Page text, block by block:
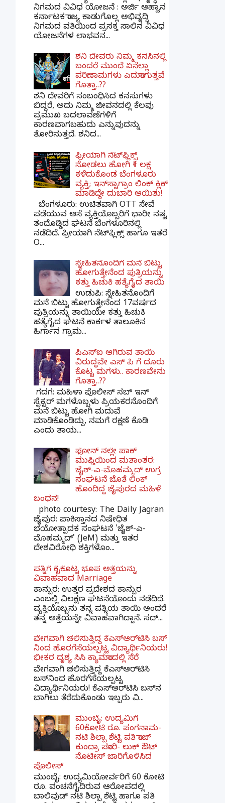
ನಿಗಮದ ವಿವಿಧ ಯೋಜನೆ : ಅರ್ಜಿ ಆಹ್ವಾನ
ಕರ್ನಾಟಕ ರಾಜ್ಯ ಕಾಡುಗೊಲ್ಲ ಅಭಿವೃದ್ಧಿ
ನಿಗಮದ ವತಿಯಿಂದ ಪ್ರಸಕ್ತ ಸಾಲಿನ ವಿವಿಧ
ಯೋಜನೆಗಳ ಲಾಭವನ...
ಶನಿ ದೇವರು ನಿಮ್ಮ ಕನಸಿನಲ್ಲಿ
ಬಂದರೆ ಮುಂದೆ ಏನೆಲ್ಲಾ
ಪರಿಣಾಮಗಳು ಎದುರಾಗುತ್ತವೆ
ಗೊತ್ತಾ..??
ಶನಿ ದೇವರಿಗೆ ಸಂಬಂಧಿಸಿದ ಕನಸುಗಳು
ಬಿದ್ದರೆ, ಅದು ನಿಮ್ಮ ಜೀವನದಲ್ಲಿ ಕೆಲವು
ಪ್ರಮುಖ ಬದಲಾವಣೆಗಳಿಗೆ
ಕಾರಣವಾಗಬಹುದು ಎನ್ನುವುದನ್ನು
ತೋರಿಸುತ್ತದೆ. ಶನಿದ...
ಫ್ರೀಯಾಗಿ ನೆಟ್‌ಫ್ಲಿಕ್ಸ್
ನೋಡಲು ಹೋಗಿ ₹1 ಲಕ್ಷ
ಕಳೆದುಕೊಂಡ ಬೆಂಗಳೂರು
ವ್ಯಕ್ತಿ; ಇನ್‌ಸ್ಟಾಗ್ರಾಂ ಲಿಂಕ್ ಕ್ಲಿಕ್
ಮಾಡಿದ್ದೇ ದುಬಾರಿ ಆಯಿತು!
ಬೆಂಗಳೂರು: ಉಚಿತವಾಗಿ OTT ಸೇವೆ
ಪಡೆಯುವ ಆಸೆ ವ್ಯಕ್ತಿಯೊಬ್ಬರಿಗೆ ಭಾರೀ ನಷ್ಟ
ತಂದೊಡ್ಡಿದ ಘಟನೆ ಬೆಂಗಳೂರಿನಲ್ಲಿ
ನಡೆದಿದೆ. ಫ್ರೀಯಾಗಿ ನೆಟ್‌ಫ್ಲಿಕ್ಸ್ ಹಾಗೂ ಇತರೆ
O...
ಸ್ನೇಹಿತನೊಂದಿಗೆ ಮನೆ ಬಿಟ್ಟು
ಹೋಗುತ್ತೇನೆಂದ ಪುತ್ರಿಯನ್ನು
ಕತ್ತು ಹಿಚುಕಿ ಹತ್ಯೆಗೈದ ತಾಯಿ
ಉಡುಪಿ: ಸ್ನೇಹಿತನೊಂದಿಗೆ
ಮನೆ ಬಿಟ್ಟು ಹೋಗುತ್ತೇನೆಂದ 17ವರ್ಷದ
ಪುತ್ರಿಯನ್ನು ತಾಯಿಯೇ ಕತ್ತು ಹಿಚುಕಿ
ಹತ್ಯೆಗೈದ ಘಟನೆ ಕಾರ್ಕಳ ತಾಲೂಕಿನ
ಹಿರ್ಗಾನ ಗ್ರಾಮ...
ಪಿಎಸ್​ಐ ಆಗಿರುವ ತಾಯಿ
ವಿರುದ್ಧವೇ ಎಸ್ ಪಿ ಗೆ ದೂರು
ಕೊಟ್ಟ ಮಗಳು.. ಕಾರಣವೇನು
ಗೊತ್ತಾ..??
ಗದಗ​: ಮಹಿಳಾ ಪೊಲೀಸ್​ ಸಬ್ ​ಇನ್​
ಸ್ಪೆಕ್ಟರ್​ ಮಗಳೊಬ್ಬಳು ಪ್ರಿಯಕರನೊಂದಿಗೆ
ಮನೆ ಬಿಟ್ಟು ಹೋಗಿ ಮದುವೆ
ಮಾಡಿಕೊಂಡಿದ್ದು, ನಮಗೆ ರಕ್ಷಣೆ ಕೊಡಿ
ಎಂದು ತಾಯ...
ಫೋನ್ ನಲ್ಲೇ ಪಾಕ್
ಮುಫ್ತಿಯಿಂದ ಮತಾಂತರ:
ಜೈಶ್-ಎ-ಮೊಹಮ್ಮದ್ ಉಗ್ರ
ಸಂಘಟನೆ ಜೊತೆ ಲಿಂಕ್
ಹೊಂದಿದ್ದ ಜೈಪುರದ ಮಹಿಳೆ
ಬಂಧನ!
photo courtesy: The Daily Jagran
ಜೈಪುರ: ಪಾಕಿಸ್ತಾನದ ನಿಷೇಧಿತ
ಭಯೋತ್ಪಾದಕ ಸಂಘಟನೆ 'ಜೈಶ್-ಎ-
ಮೊಹಮ್ಮದ್' (JeM) ಮತ್ತು ಇತರ
ದೇಶವಿರೋಧಿ ಶಕ್ತಿಗಳೊಂ...
ಪತ್ನಿಗೆ ಕೈಕೊಟ್ಟ ಭೂಪ ಅತ್ತೆಯನ್ನು
ವಿವಾಹವಾದ Marriage
ಕಾನ್ಪುರ: ಉತ್ತರ ಪ್ರದೇಶದ ಕಾನ್ಪುರ
ಎಂಬಲ್ಲಿ ವಿಲಕ್ಷಣ ಘಟನೆಯೊಂದು ನಡೆದಿದೆ.
ವ್ಯಕ್ತಿಯೊಬ್ಬನು ತನ್ನ ಪತ್ನಿಯ ತಾಯಿ ಅಂದರೆ
ತನ್ನ ಅತ್ತೆಯನ್ನೇ ವಿವಾಹವಾಗಿದ್ದಾನೆ. ಸದ್...
ವೇಗವಾಗಿ ಚಲಿಸುತ್ತಿದ್ದ ಕೆಎಸ್​ಆರ್​ಟಿಸಿ ಬಸ್​
ನಿಂದ ಹೊರಗೆಸೆಯಲ್ಪಟ್ಟ ವಿದ್ಯಾರ್ಥಿನಿಯರು!
ಭೀಕರ ದೃಶ್ಯ ಸಿಸಿ ಕ್ಯಾಮರಾದಲ್ಲಿ ಸೆರೆ
ವೇಗವಾಗಿ ಚಲಿಸುತ್ತಿದ್ದ ಕೆಎಸ್‌ಆರ್‌ಟಿಸಿ
ಬಸ್‌ನಿಂದ ಹೊರಗೆಸೆಯಲ್ಪಟ್ಟ
ವಿದ್ಯಾರ್ಥಿನಿಯರು! ಕೆಎಸ್‌ಆರ್‌ಟಿಸಿ ಬಸ್‌ನ
ಬಾಗಿಲು ತೆರೆದುಕೊಂಡು ಇಬ್ಬರು ವಿ...
ಮುಂಬೈ: ಉದ್ಯಮಿಗೆ
60ಕೋಟಿ ರೂ. ಪಂಗನಾಮ-
ನಟಿ ಶಿಲ್ಪಾ ಶೆಟ್ಟಿ ಪತಿ ರಾಜ್
ಕುಂದ್ರಾ ಪರಾರಿ- ಲುಕ್ ಔಟ್
ನೊಟೀಸ್ ಜಾರಿಗೊಳಿಸಿದ
ಪೊಲೀಸ್
ಮುಂಬೈ: ಉದ್ಯಮಿಯೋರ್ವರಿಗೆ 60 ಕೋಟಿ
ರೂ. ವಂಚನೆಗೈದಿರುವ ಆರೋಪದಲ್ಲಿ
ಬಾಲಿವುಡ್ ನಟಿ ಶಿಲ್ಪಾ ಶೆಟ್ಟಿ ಹಾಗೂ ಪತಿ